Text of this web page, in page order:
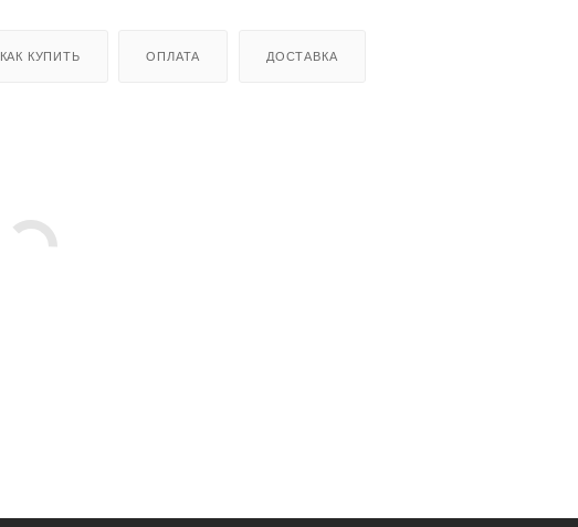
КАК КУПИТЬ ОПЛАТА ДОСТАВКА